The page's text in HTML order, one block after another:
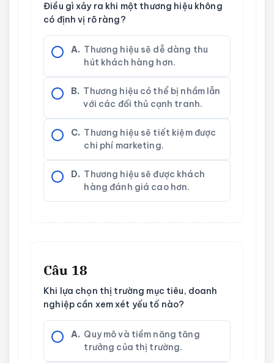
Điều gì xảy ra khi một thương hiệu không
có định vị rõ ràng?
A. Thương hiệu sẽ dễ dàng thu
hút khách hàng hơn.
B. Thương hiệu có thể bị nhầm lẫn
với các đối thủ cạnh tranh.
C. Thương hiệu sẽ tiết kiệm được
chi phí marketing.
D. Thương hiệu sẽ được khách
hàng đánh giá cao hơn.
Câu 18
Khi lựa chọn thị trường mục tiêu, doanh
nghiệp cần xem xét yếu tố nào?
A. Quy mô và tiềm năng tăng
trưởng của thị trường.